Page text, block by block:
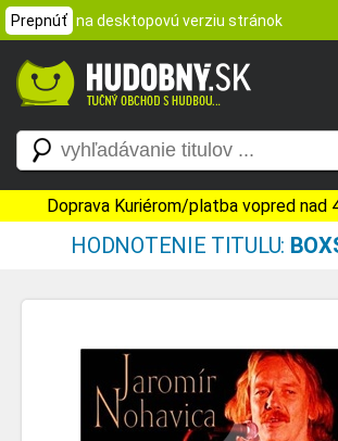
Prepnúť na desktopovú verziu stránok
Doprava Kuriérom/platba vopred nad
HODNOTENIE TITULU: